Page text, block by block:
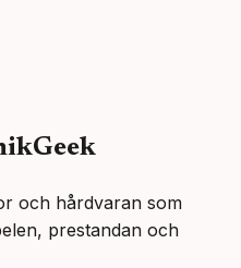
och hårdvaran som
prestandan och